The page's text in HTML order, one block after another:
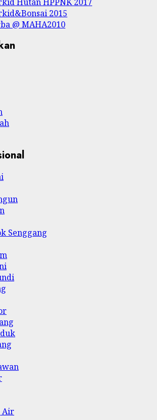
2015
@ MAHA2010
Senggang
Air